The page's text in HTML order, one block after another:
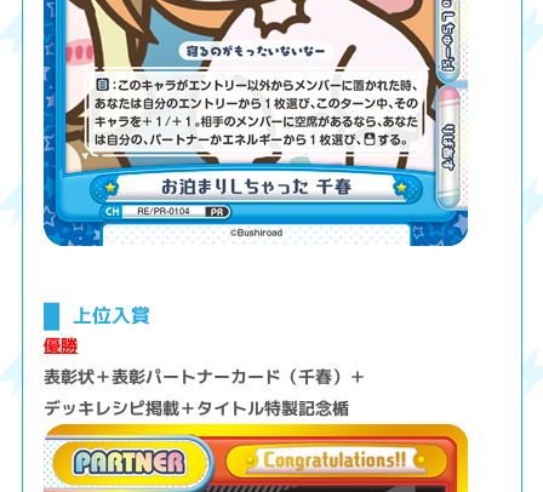
上位入賞
優勝
表彰状＋表彰パートナーカード（千春）＋
デッキレシピ掲載＋タイトル特製記念楯